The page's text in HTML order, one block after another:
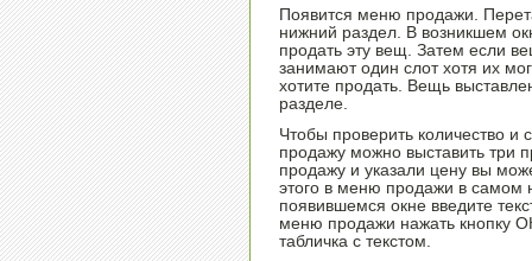
Появится меню продажи.
нижний раздел. В возникшем
продать эту вещ. Затем если
занимают один слот хотя их
хотите продать. Вещь
разделе.
Чтобы проверить количество и
продажу можно выставить три
продажу и указали цену вы
этого в меню продажи в самом
появившемся окне введите
меню продажи нажать кнопку
табличка с текстом.